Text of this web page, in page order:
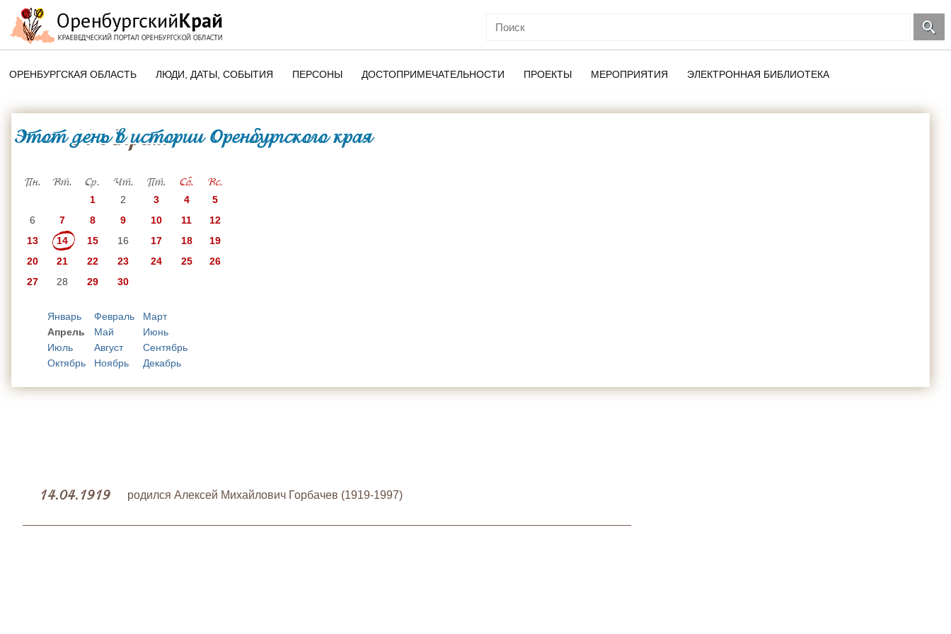
ОРЕНБУРГСКАЯ ОБЛАСТЬ ЛЮДИ, ДАТЫ, CОБЫТИЯ
ЭТОТ ДЕНЬ В ИСТОРИИ
ПАМЯТНЫЕ ДАТЫ ОРЕНБУРГСКОЙ
ПЕРСОНЫ ДОСТОПРИМЕЧАТЕЛЬНОСТИ ПРОЕКТЫ МЕРОПРИЯТИЯ ЭЛЕКТРОННАЯ БИБЛИОТЕКА
Этот день в истории Оренбургского края
14 Апреля
Пн. Вт. Ср. Чт. Пт. Сб. Вс.
1 2 3 4
5
6
7 8 9 10 11
12
13
14 15 16 17 18
19
20
21 22 23 24 25
26
27
28 29 30
Январь Февраль
Март
Апрель
Май
Июнь
Июль
Август
Сентябрь
Октябрь
Ноябрь Декабрь
14.04.1919 родился Алексей Михайлович Горбачев (1919-1997)